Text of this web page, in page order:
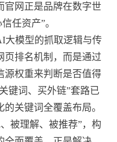
官网正是品牌在数字世
任资产”。
大模型的抓取逻辑与传
页排名机制，而是通过
源权重来判断是否值得
键词、买外链”套路已
关键词全覆盖布局。
被理解、被推荐”，构